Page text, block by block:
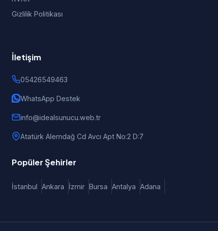
Gizlilik Politikası
İletişim
05426549463
WhatsApp Destek
info@idealsunucu.web.tr
Atatürk Alemdağ Cd Avcı Apt No:2 D:7
Popüler Şehirler
İstanbul Ankara İzmir Bursa Antalya Adana